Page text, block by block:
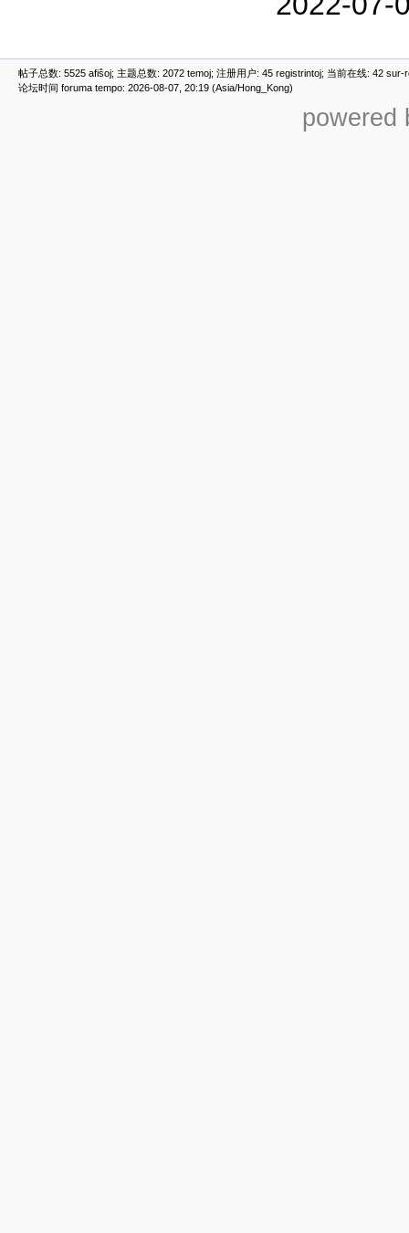
帖子总数: 5525 afiŝoj; 主题总数: 2072 temoj; 注册用户: 45 registrintoj; 当前在线: 42
论坛时间 foruma tempo: 2026-08-07, 20:19 (Asia/Hong_Kong)
powered